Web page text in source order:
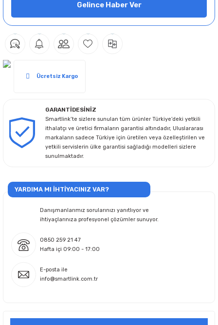
Gelince Haber Ver
Ücretsiz Kargo
GARANTİDESİNİZ
Smartlink’te sizlere sunulan tüm ürünler Türkiye’deki yetkili
ithalatçı ve üretici firmaların garantisi altındadır, Uluslararası
markaların sadece Türkiye için üretilen veya özelleştirilen ve
yetkili servislerin ülke garantisi sağladığı modelleri sizlere
sunulmaktadır.
YARDIMA MI İHTİYACINIZ VAR?
Danışmanlarımız sorularınızı yanıtlıyor ve
ihtiyaçlarınıza profesyonel çözümler sunuyor.
0850 259 21 47
Hafta içi 09:00 - 17:00
E-posta ile
info@smartlink.com.tr